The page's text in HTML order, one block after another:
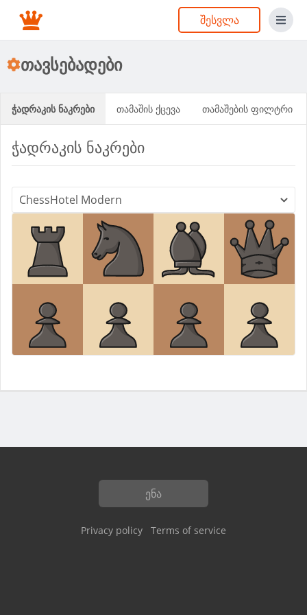
შესვლა
თავსებადები
ჭადრაკის ნაკრები თამაშის ქცევა თამაშების ფილტრი
ჭადრაკის ნაკრები
ენა
Privacy policy Terms of service